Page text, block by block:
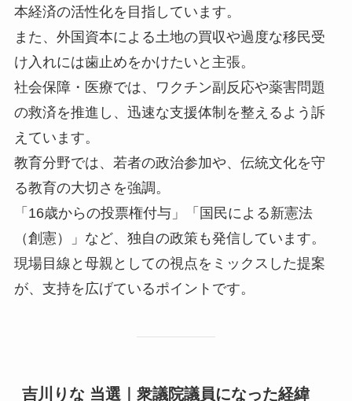
本経済の活性化を目指しています。
また、外国資本による土地の買収や過度な移民受
け入れには歯止めをかけたいと主張。
社会保障・医療では、ワクチン副反応や薬害問題
の救済を推進し、迅速な支援体制を整えるよう訴
えています。
教育分野では、若者の政治参加や、伝統文化を守
る教育の大切さを強調。
「16歳からの投票権付与」「国民による新憲法
（創憲）」など、独自の政策も発信しています。
現場目線と母親としての視点をミックスした提案
が、支持を広げているポイントです。
吉川りな 当選｜衆議院議員になった経緯